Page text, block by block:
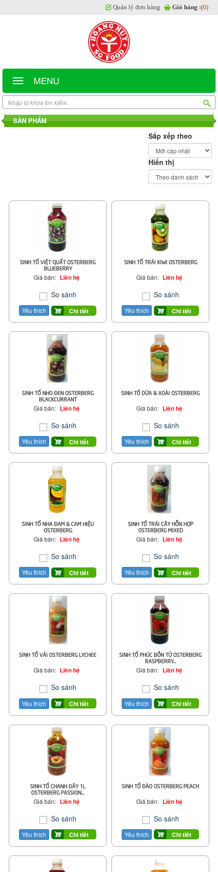
MENU
Quản lý đơn hàng Giỏ hàng :(0)
SẢN PHẨM
Sắp xếp theo
Hiển thị
SINH TỐ VIỆT QUẤT OSTERBERG
BLUEBERRY
Giá bán: Liên hệ
So sánh
Yêu thích Chi tiết
SINH TỐ TRÁI KIWI OSTERBERG
Giá bán: Liên hệ
So sánh
Yêu thích Chi tiết
SINH TỐ NHO ĐEN OSTERBERG
BLACKCURRANT
Giá bán: Liên hệ
So sánh
Yêu thích Chi tiết
SINH TỐ DỨA & XOÀI OSTERBERG
Giá bán: Liên hệ
So sánh
Yêu thích Chi tiết
SINH TỐ NHA ĐAM & CAM HIỆU
OSTERBERG
Giá bán: Liên hệ
So sánh
Yêu thích Chi tiết
SINH TỐ TRÁI CÂY HỖN HỢP
OSTERBERG MIXED
Giá bán: Liên hệ
So sánh
Yêu thích Chi tiết
SINH TỐ VẢI OSTERBERG LYCHEE
Giá bán: Liên hệ
So sánh
Yêu thích Chi tiết
SINH TỐ PHÚC BỒN TỬ OSTERBERG
RASPBERRY...
Giá bán: Liên hệ
So sánh
Yêu thích Chi tiết
SINH TỐ CHANH DÂY 1L
OSTERBERG PASSION...
Giá bán: Liên hệ
So sánh
Yêu thích Chi tiết
SINH TỐ ĐÀO OSTERBERG PEACH
Giá bán: Liên hệ
So sánh
Yêu thích Chi tiết